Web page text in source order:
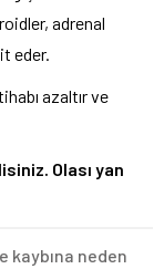
adrenal
eder.
azaltır ve
Olası yan
kaybına neden